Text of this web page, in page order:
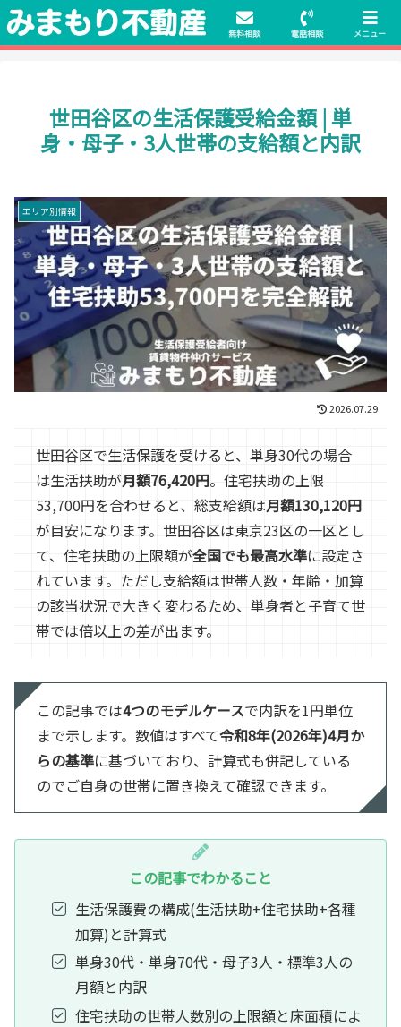
初期費用無料物件や保証人不要の物件も豊富にご用意！相談料無料でも申
請・手続きサポート付き！
世田谷区の生活保護受給金額 | 単
身・母子・3人世帯の支給額と内訳
エリア別情報
2026.07.29
世田谷区で生活保護を受けると、単身30代の場合
は生活扶助が月額76,420円。住宅扶助の上限
53,700円を合わせると、総支給額は月額130,120円
が目安になります。世田谷区は東京23区の一区とし
て、住宅扶助の上限額が全国でも最高水準に設定さ
れています。ただし支給額は世帯人数・年齢・加算
の該当状況で大きく変わるため、単身者と子育て世
帯では倍以上の差が出ます。
この記事では4つのモデルケースで内訳を1円単位
まで示します。数値はすべて令和8年(2026年)4月か
らの基準に基づいており、計算式も併記している
のでご自身の世帯に置き換えて確認できます。
この記事でわかること
生活保護費の構成(生活扶助+住宅扶助+各種
加算)と計算式
単身30代・単身70代・母子3人・標準3人の
月額と内訳
住宅扶助の世帯人数別の上限額と床面積によ
無料相談 電話相談 メニュー